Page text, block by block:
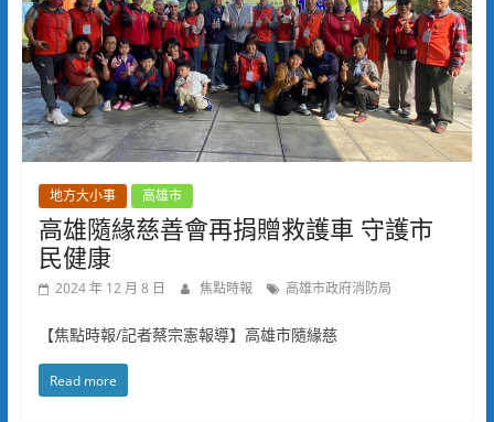
地方大小事 高雄市
高雄隨緣慈善會再捐贈救護車 守護市
民健康
2024 年 12 月 8 日 焦點時報 高雄市政府消防局
【焦點時報/記者蔡宗憲報導】高雄市隨緣慈
Read more